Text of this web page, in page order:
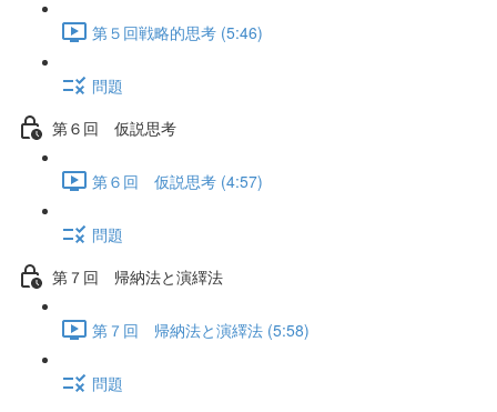
第５回戦略的思考 (5:46)
問題
第６回 仮説思考
第６回 仮説思考 (4:57)
問題
第７回 帰納法と演繹法
第７回 帰納法と演繹法 (5:58)
問題